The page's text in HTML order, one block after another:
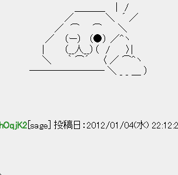
＿_ ｜ /
´ ／
＼ 昼間に客と
（●） ／^ヽ と思ったら
__）（ / 〉|
／ ⌒^ヽ 冒険者ギル
＼ _ _ ＿ ）
[sage] 投稿日：2012/01/04(水)